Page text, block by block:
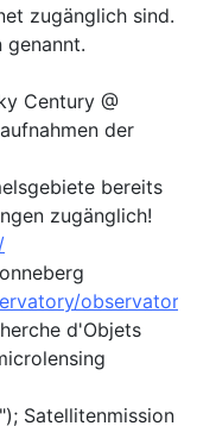
zugänglich sind.
genannt.
Century @
der
bereits
zugänglich!
d'Objets
Satellitenmission